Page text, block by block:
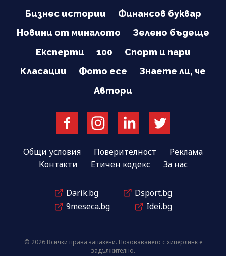
Бизнес истории
Финансов буквар
Новини от миналото
Зелено бъдеще
Експерти
100
Спорт и пари
Класации
Фото есе
Знаете ли, че
Автори
Общи условия Поверителност
Реклама
Контакти
Етичен кодекс За нас
Darik.bg
Dsport.bg
9meseca.bg
Idei.bg
© 2026 Всички права запазени. Позоваването с хиперлинк е
задължително.